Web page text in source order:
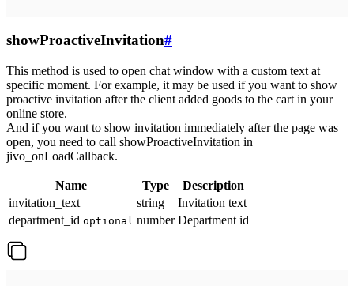
showProactiveInvitation#
This method is used to open chat window with a custom text at
specific moment. For example, it may be used if you want to show
proactive invitation after the client added goods to the cart in your
online store.
And if you want to show invitation immediately after the page was
open, you need to call showProactiveInvitation in
jivo_onLoadCallback.
Name Type
Description
invitation_text
string
Invitation text
department_id optional number Department id